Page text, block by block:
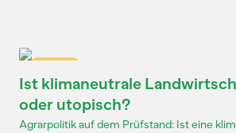
Ist klimaneutrale
oder utopisch?
Agrarpolitik auf dem Prüfstand: Ist eine